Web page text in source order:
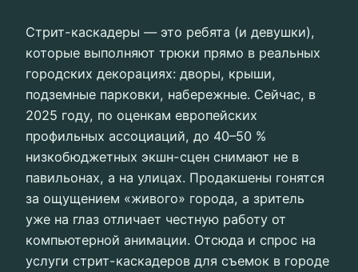
Стрит-каскадеры — это ребята (и девушки),
которые выполняют трюки прямо в реальных
городских декорациях: дворы, крыши,
подземные парковки, набережные. Сейчас, в
2025 году, по оценкам европейских
профильных ассоциаций, до 40–50 %
низкобюджетных экшн-сцен снимают не в
павильонах, а на улицах. Продакшены гонятся
за ощущением «живого» города, а зритель
уже на глаз отличает честную работу от
компьютерной анимации. Отсюда и спрос на
услуги стрит-каскадеров для съемок в городе